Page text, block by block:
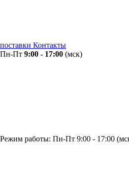
поставки Контакты
Пн-Пт 9:00 - 17:00 (мск)
Режим работы: Пн-Пт 9:00 - 17:00